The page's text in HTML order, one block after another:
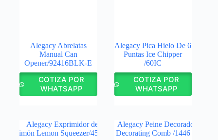
Alegacy Abrelatas
Manual Can
Opener/92416BLK-E
COTIZA POR
WHATSAPP
Alegacy Pica Hielo De 6
Puntas Ice Chipper
/60IC
COTIZA POR
WHATSAPP